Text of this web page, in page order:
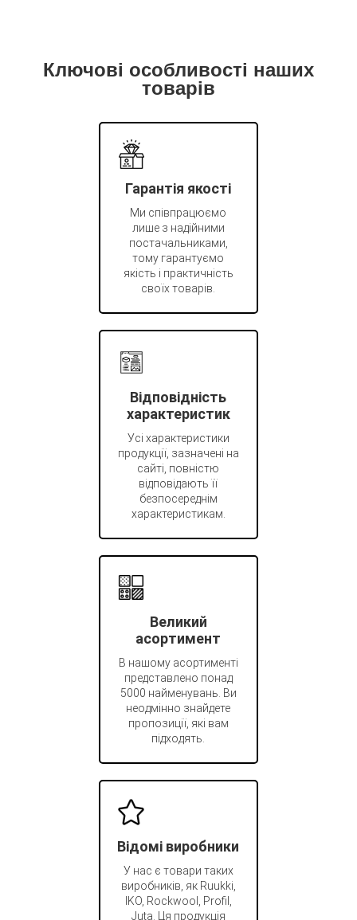
Ключові особливості наших
товарів
Гарантія якості
Ми співпрацюємо
лише з надійними
постачальниками,
тому гарантуємо
якість і практичність
своїх товарів.
Відповідність
характеристик
Усі характеристики
продукції, зазначені на
сайті, повністю
відповідають її
безпосереднім
характеристикам.
Великий
асортимент
В нашому асортименті
представлено понад
5000 найменувань. Ви
неодмінно знайдете
пропозиції, які вам
підходять.
Відомі виробники
У нас є товари таких
виробників, як Ruukki,
IKO, Rockwool, Profil,
Juta. Ця продукція